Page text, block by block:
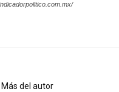
Más del autor